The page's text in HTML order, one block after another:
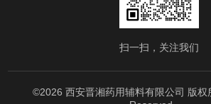
扫一扫，关注我们
©2026 西安晋湘药用辅料有限公司 版权